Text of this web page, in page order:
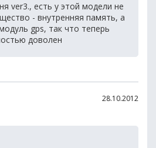
ver3., есть у этой модели не
- внутренняя память, а
gps, так что теперь
доволен
28.10.2012